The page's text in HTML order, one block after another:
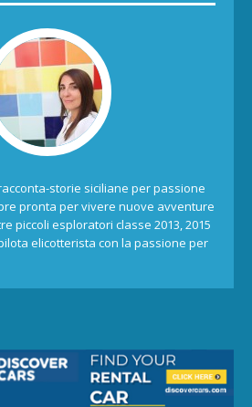
storie siciliane per passione
pronta per vivere nuove avventure
piccoli esploratori classe 2013, 2015
elicotterista con la passione per